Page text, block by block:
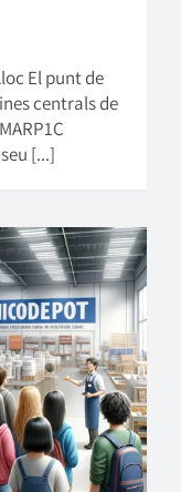
El punt de
centrals de
[...]